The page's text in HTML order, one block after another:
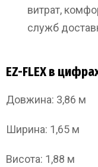
витрат,
служб
EZ-FLEX в
Довжина: 3,86 м
Ширина: 1,65 м
Висота: 1,88 м